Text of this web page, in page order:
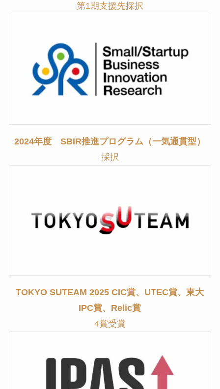
第1期支援先採択
2024年度 SBIR推進プログラム（一気通貫型）
採択
TOKYO SUTEAM 2025 CIC賞、UTEC賞、東大
IPC賞、Relic賞
4賞受賞